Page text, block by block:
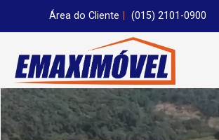
Área do Cliente (015) 2101-0900